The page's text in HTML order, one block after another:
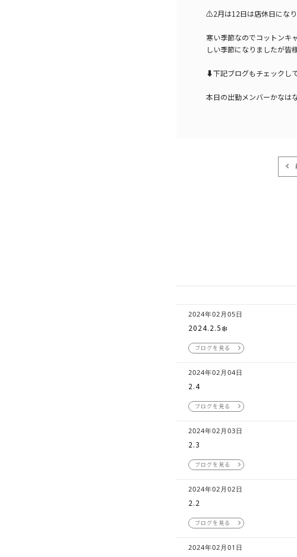
⚠️2月は12日は店休日にな
寒い季節なのでコットンキ
しい季節になりましたが皆
⬇️下記ブログもチェックし
本日の出勤メンバーかなは
2024.2.5❄️
2024年02月05日
ブログを見る
2.4
2024年02月04日
ブログを見る
2.3
2024年02月03日
ブログを見る
2.2
2024年02月02日
ブログを見る
2024年02月01日